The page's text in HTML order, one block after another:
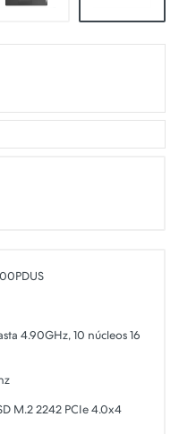
4.90GHz, 10 núcleos 16
M.2 2242 PCIe 4.0x4